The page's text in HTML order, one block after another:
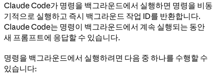
Claude Code가 명령을 백그라운드에서 실행하면 명령을 비동
기적으로 실행하고 즉시 백그라운드 작업 ID를 반환합니다.
Claude Code는 명령이 백그라운드에서 계속 실행되는 동안
새 프롬프트에 응답할 수 있습니다.
명령을 백그라운드에서 실행하려면 다음 중 하나를 수행할 수
있습니다: